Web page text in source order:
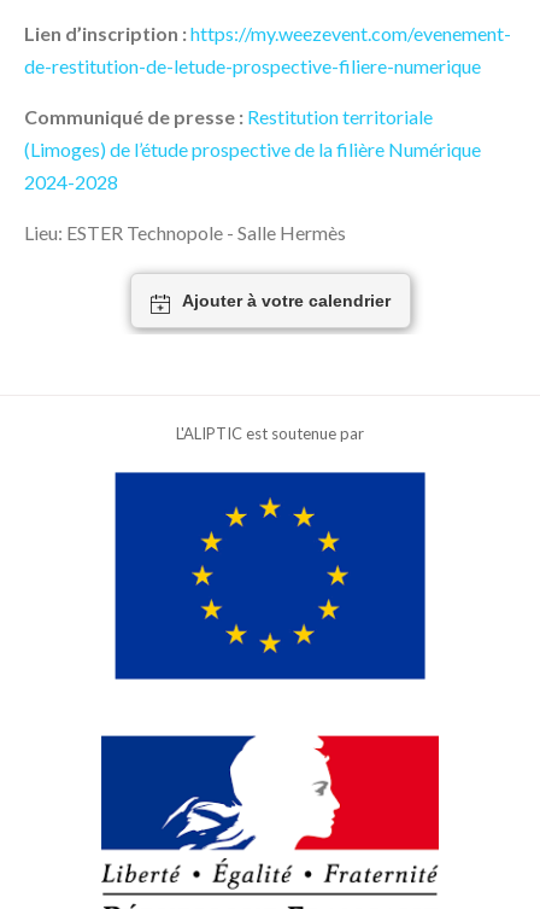
Lien d’inscription :https://my.weezevent.com/evenement-
de-restitution-de-letude-prospective-filiere-numerique
Communiqué de presse : Restitution territoriale
(Limoges) de l’étude prospective de la filière Numérique
2024-2028
Lieu: ESTER Technopole - Salle Hermès
Ajouter à votre calendrier
L'ALIPTIC est soutenue par